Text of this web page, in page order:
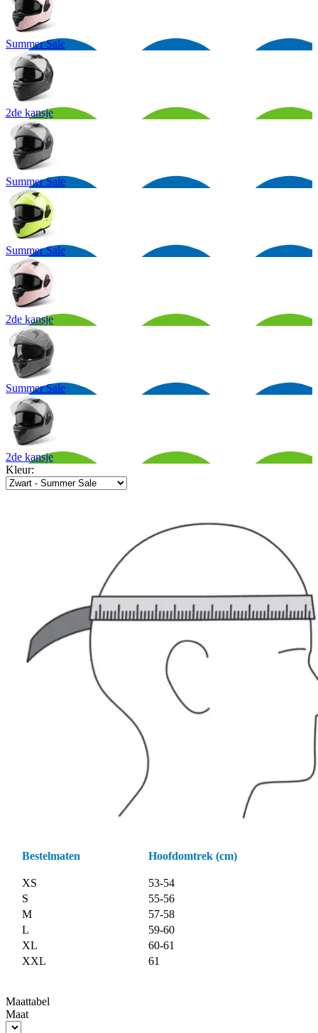
Summer Sale
2de kansje
Summer Sale
Summer Sale
2de kansje
Summer Sale
2de kansje
Kleur:
Bestelmaten Hoofdomtrek (cm)
XS
53-54
S
55-56
M
57-58
L
59-60
XL
60-61
XXL
61
Maattabel
Maat